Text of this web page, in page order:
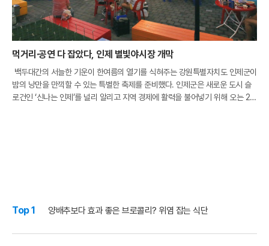
먹거리·공연 다 잡았다, 인제 별빛야시장 개막
백두대간의 서늘한 기운이 한여름의 열기를 식혀주는 강원특별자치도 인제군이
밤의 낭만을 만끽할 수 있는 특별한 축제를 준비했다. 인제군은 새로운 도시 슬
로건인 ‘신나는 인제’를 널리 알리고 지역 경제에 활력을 불어넣기 위해 오는 21
Top 1 양배추보다 효과 좋은 브로콜리? 위염 잡는 식단